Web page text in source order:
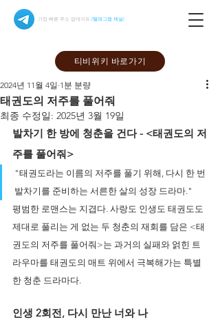
가장 빠른 주소 업데이트 (텔레그램 채널)
티비위키 바로가기
태권도의 저주를 풀어줘
2024년 11월 4일 1분 분량
최종 수정일: 2025년 3월 19일
발차기 한 방에 청춘을 건다 - <태권도의 저
주를 풀어줘>
"태권도라는 이름의 저주를 풀기 위해, 다시 한 번
발차기를 준비하는 서른한 살의 성장 드라마."
평범한 로맨스는 지겹다. 사랑도 인생도 태권도도
제대로 풀리는 게 없는 두 청춘의 재회를 담은 <태
권도의 저주를 풀어줘>는 과거의 실패와 얽힌 트
라우마를 태권도의 매트 위에서 극복해가는 특별
한 청춘 드라마다.
인생 2회전, 다시 만난 너와 나